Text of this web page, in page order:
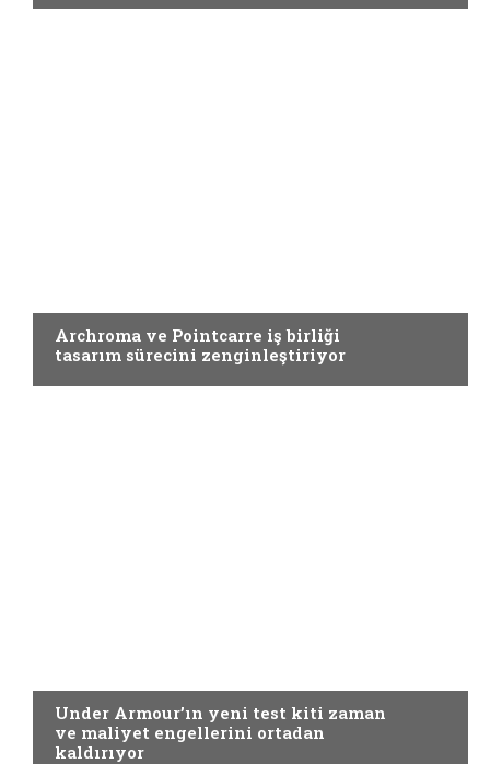
Archroma ve Pointcarre iş birliği
tasarım sürecini zenginleştiriyor
Under Armour’ın yeni test kiti zaman
ve maliyet engellerini ortadan
kaldırıyor